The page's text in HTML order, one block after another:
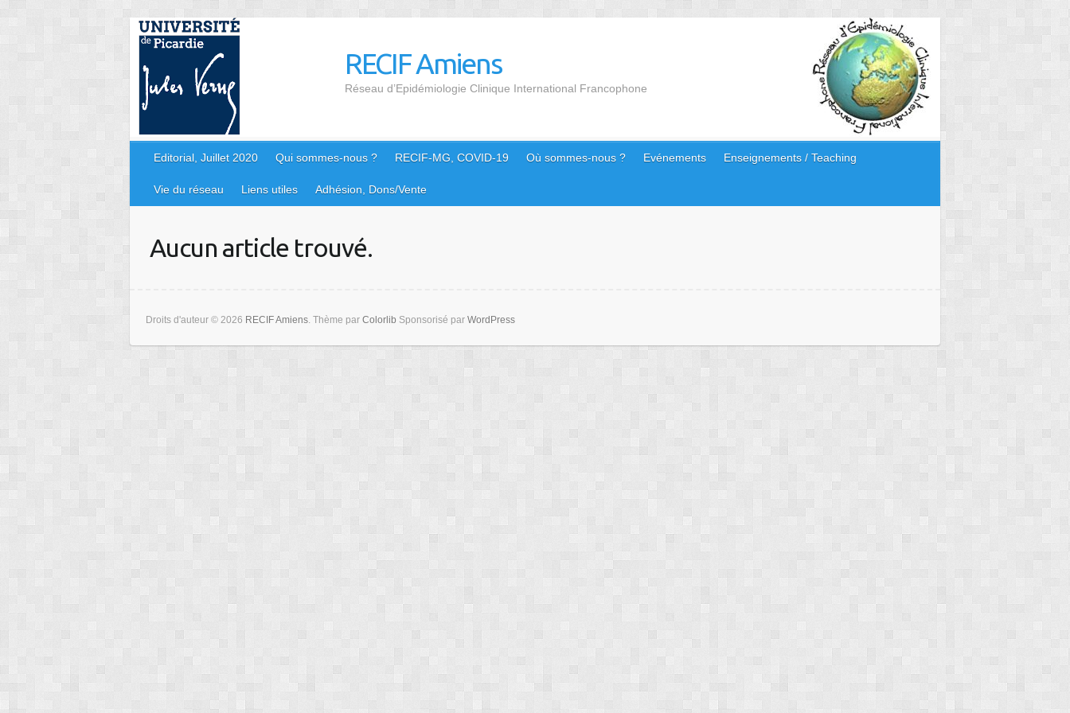
RECIF Amiens
Réseau d’Epidémiologie Clinique International Francophone
Editorial, Juillet 2020 Qui sommes-nous ? RECIF-MG, COVID-19 Où sommes-nous ? Evénements Enseignements / Teaching
Vie du réseau Liens utiles Adhésion, Dons/Vente
Aucun article trouvé.
Droits d'auteur © 2026 RECIF Amiens. Thème par Colorlib Sponsorisé par WordPress